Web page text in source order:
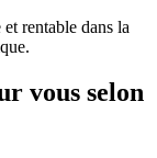
rentable dans la
vous selon